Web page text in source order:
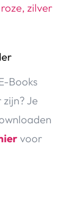
zilver
Books
Je
voor